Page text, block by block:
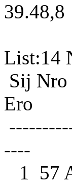
Sij
Ero
----
1 57